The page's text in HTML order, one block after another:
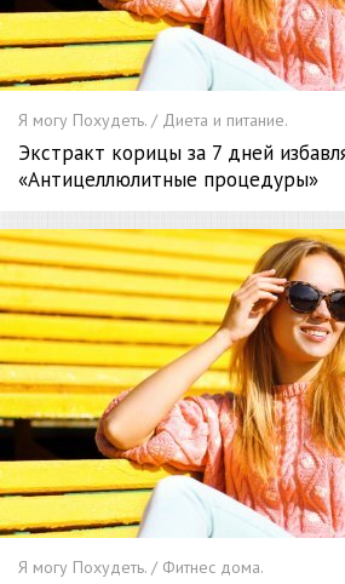
Я могу Похудеть. / Диета и питание.
Экстракт корицы за 7 дней
«Антицеллюлитные процедуры»
Я могу Похудеть. / Фитнес дома.